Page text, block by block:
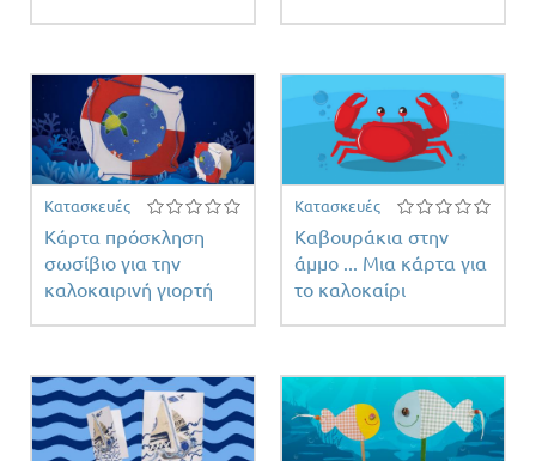
Κατασκευές
Κάρτα πρόσκληση
σωσίβιο για την
καλοκαιρινή γιορτή
Κατασκευές
Καβουράκια στην
άμμο ... Μια κάρτα για
το καλοκαίρι